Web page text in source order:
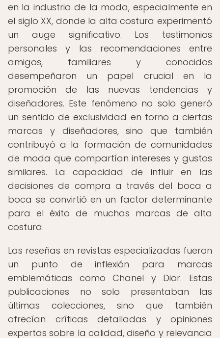
en la industria de la moda, especialmente en
el siglo XX, donde la alta costura experimentó
un auge significativo. Los testimonios
personales y las recomendaciones entre
amigos, familiares y conocidos
desempeñaron un papel crucial en la
promoción de las nuevas tendencias y
diseñadores. Este fenómeno no solo generó
un sentido de exclusividad en torno a ciertas
marcas y diseñadores, sino que también
contribuyó a la formación de comunidades
de moda que compartían intereses y gustos
similares. La capacidad de influir en las
decisiones de compra a través del boca a
boca se convirtió en un factor determinante
para el éxito de muchas marcas de alta
costura.
Las reseñas en revistas especializadas fueron
un punto de inflexión para marcas
emblemáticas como Chanel y Dior. Estas
publicaciones no solo presentaban las
últimas colecciones, sino que también
ofrecían críticas detalladas y opiniones
expertas sobre la calidad, diseño y relevancia